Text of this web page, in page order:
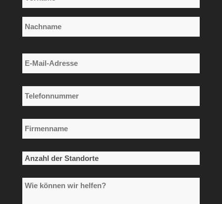
*
Vorname
E-
Mail-
Adresse
Telefonnummer
*
Firmenname
*
Anzahl
Standorte
Wie